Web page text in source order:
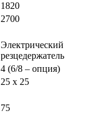
1820
2700
Электрический
резцедержатель
4 (6/8 – опция)
25 х 25
75